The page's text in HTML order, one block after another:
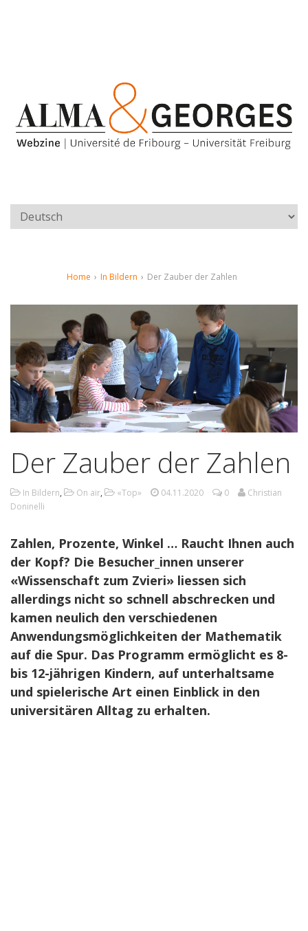
Home › In Bildern › Der Zauber der Zahlen
Der Zauber der Zahlen
In Bildern, On air, «Top» 04.11.2020 0
Christian
Doninelli
Zahlen, Prozente, Winkel … Raucht Ihnen auch
der Kopf? Die Besucher_innen unserer
«Wissenschaft zum Zvieri» liessen sich
allerdings nicht so schnell abschrecken und
kamen neulich den verschiedenen
Anwendungsmöglichkeiten der Mathematik
auf die Spur. Das Programm ermöglicht es 8-
bis 12-jährigen Kindern, auf unterhaltsame
und spielerische Art einen Einblick in den
universitären Alltag zu erhalten.